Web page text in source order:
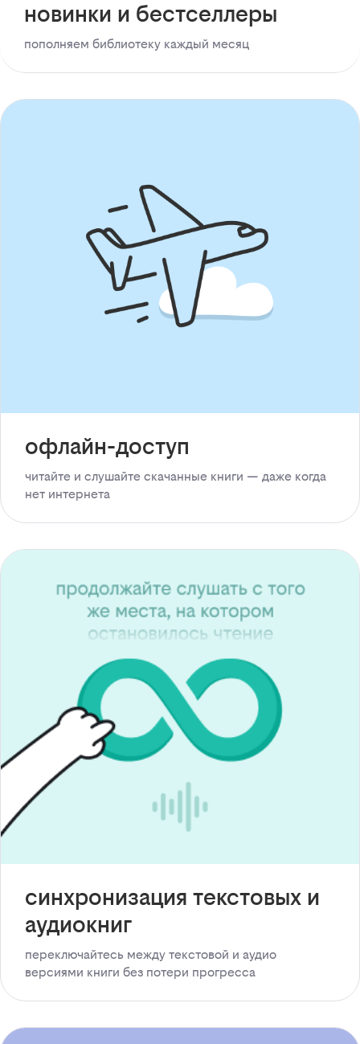
новинки и бестселлеры
пополняем библиотеку каждый месяц
офлайн-доступ
читайте и слушайте скачанные книги — даже когда
нет интернета
синхронизация текстовых и
аудиокниг
переключайтесь между текстовой и аудио
версиями книги без потери прогресса